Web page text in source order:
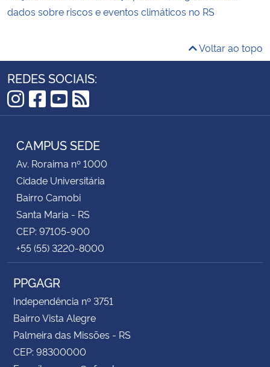
dados sobre riscos e eventos climáticos no RS
Voltar ao topo
REDES SOCIAIS:
Instagram
Facebook
YouTube
RSS
CAMPUS SEDE
Av. Roraima nº 1000
Cidade Universitária
Bairro Camobi
Santa Maria - RS
CEP: 97105-900
+55 (55) 3220-8000
PPGAGR
Independência nº 3751
Bairro Vista Alegre
Palmeira das Missões - RS
CEP: 98300000